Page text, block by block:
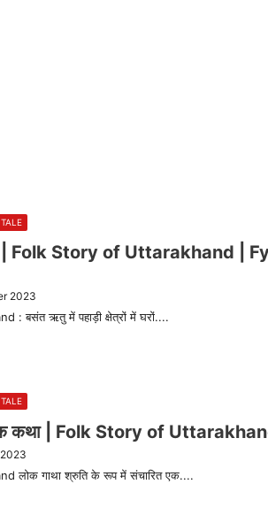
| Folk Story of Uttarakhand |
2023
: बसंत ऋतु में पहाड़ी क्षेत्रों में घरों....
कथा | Folk Story of
लोक गाथा श्रुति के रूप में संचारित एक....